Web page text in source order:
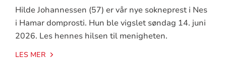
Hilde Johannessen (57) er vår nye sokneprest i Nes
i Hamar domprosti. Hun ble vigslet søndag 14. juni
2026. Les hennes hilsen til menigheten.
LES MER